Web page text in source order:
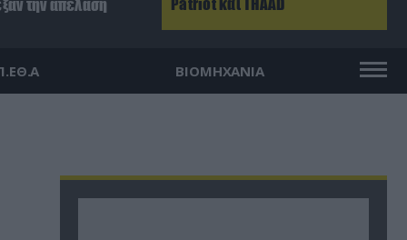
την απέλαση
ΒΙΟΜΗΧΑΝΙΑ